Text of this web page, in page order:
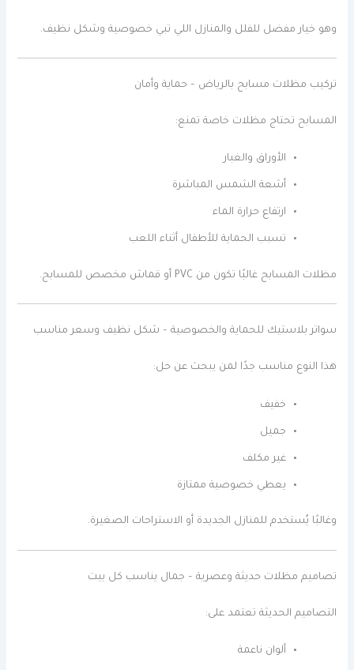
وهو خيار مفضل للفلل والمنازل اللي تبي خصوصية وشكل نظيف.
تركيب مظلات مسابح بالرياض – حماية وأمان
المسابح تحتاج مظلات خاصة تمنع:
الأوراق والغبار
أشعة الشمس المباشرة
ارتفاع حرارة الماء
تسبب الحماية للأطفال أثناء اللعب
مظلات المسابح غالبًا تكون من PVC أو قماش مخصص للمسابح.
سواتر بلاستيك للحماية والخصوصية – شكل نظيف وسعر مناسب
هذا النوع مناسب جدًا لمن يبحث عن حل:
خفيف
جميل
غير مكلف
يعطي خصوصية ممتازة
وغالبًا يُستخدم للمنازل الجديدة أو الاستراحات الصغيرة.
تصاميم مظلات حديثة وعصرية – جمال يناسب كل بيت
التصاميم الحديثة تعتمد على:
ألوان ناعمة